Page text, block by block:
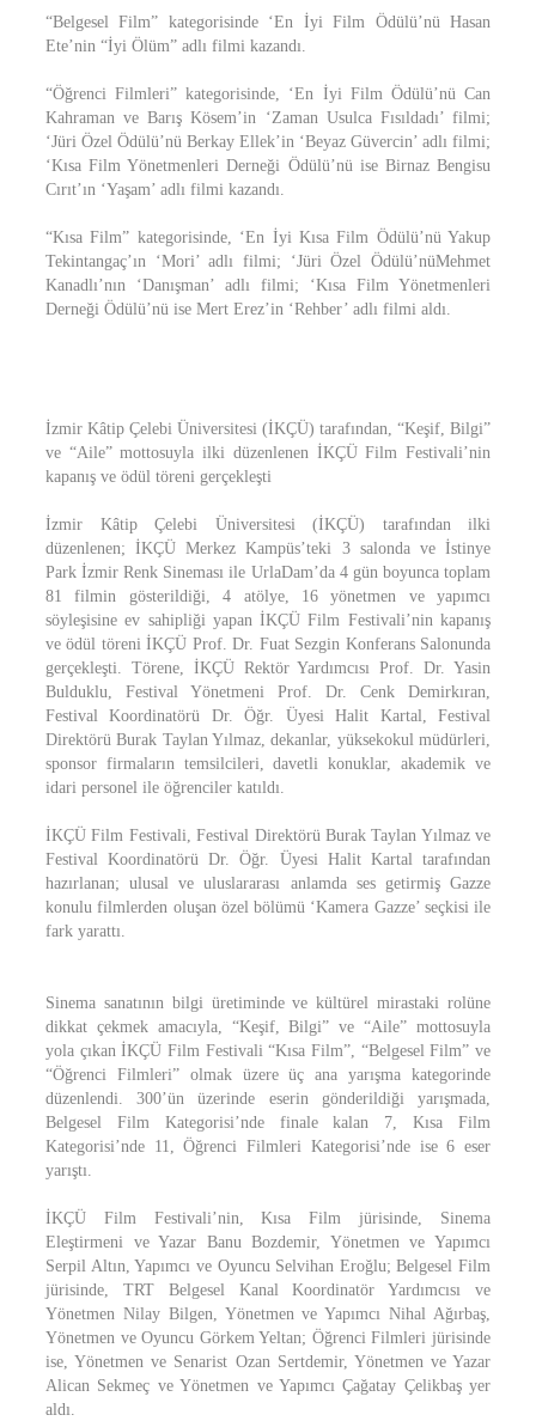
“Belgesel Film” kategorisinde ‘En İyi Film Ödülü’nü Hasan
Ete’nin “İyi Ölüm” adlı filmi kazandı.
“Öğrenci Filmleri” kategorisinde, ‘En İyi Film Ödülü’nü Can
Kahraman ve Barış Kösem’in ‘Zaman Usulca Fısıldadı’ filmi;
‘Jüri Özel Ödülü’nü Berkay Ellek’in ‘Beyaz Güvercin’ adlı filmi;
‘Kısa Film Yönetmenleri Derneği Ödülü’nü ise Birnaz Bengisu
Cırıt’ın ‘Yaşam’ adlı filmi kazandı.
“Kısa Film” kategorisinde, ‘En İyi Kısa Film Ödülü’nü Yakup
Tekintangaç’ın ‘Mori’ adlı filmi; ‘Jüri Özel Ödülü’nüMehmet
Kanadlı’nın ‘Danışman’ adlı filmi; ‘Kısa Film Yönetmenleri
Derneği Ödülü’nü ise Mert Erez’in ‘Rehber’ adlı filmi aldı.
İzmir Kâtip Çelebi Üniversitesi (İKÇÜ) tarafından, “Keşif, Bilgi”
ve “Aile” mottosuyla ilki düzenlenen İKÇÜ Film Festivali’nin
kapanış ve ödül töreni gerçekleşti
İzmir Kâtip Çelebi Üniversitesi (İKÇÜ) tarafından ilki
düzenlenen; İKÇÜ Merkez Kampüs’teki 3 salonda ve İstinye
Park İzmir Renk Sineması ile UrlaDam’da 4 gün boyunca toplam
81 filmin gösterildiği, 4 atölye, 16 yönetmen ve yapımcı
söyleşisine ev sahipliği yapan İKÇÜ Film Festivali’nin kapanış
ve ödül töreni İKÇÜ Prof. Dr. Fuat Sezgin Konferans Salonunda
gerçekleşti. Törene, İKÇÜ Rektör Yardımcısı Prof. Dr. Yasin
Bulduklu, Festival Yönetmeni Prof. Dr. Cenk Demirkıran,
Festival Koordinatörü Dr. Öğr. Üyesi Halit Kartal, Festival
Direktörü Burak Taylan Yılmaz, dekanlar, yüksekokul müdürleri,
sponsor firmaların temsilcileri, davetli konuklar, akademik ve
idari personel ile öğrenciler katıldı.
İKÇÜ Film Festivali, Festival Direktörü Burak Taylan Yılmaz ve
Festival Koordinatörü Dr. Öğr. Üyesi Halit Kartal tarafından
hazırlanan; ulusal ve uluslararası anlamda ses getirmiş Gazze
konulu filmlerden oluşan özel bölümü ‘Kamera Gazze’ seçkisi ile
fark yarattı.
Sinema sanatının bilgi üretiminde ve kültürel mirastaki rolüne
dikkat çekmek amacıyla, “Keşif, Bilgi” ve “Aile” mottosuyla
yola çıkan İKÇÜ Film Festivali “Kısa Film”, “Belgesel Film” ve
“Öğrenci Filmleri” olmak üzere üç ana yarışma kategorinde
düzenlendi. 300’ün üzerinde eserin gönderildiği yarışmada,
Belgesel Film Kategorisi’nde finale kalan 7, Kısa Film
Kategorisi’nde 11, Öğrenci Filmleri Kategorisi’nde ise 6 eser
yarıştı.
İKÇÜ Film Festivali’nin, Kısa Film jürisinde, Sinema
Eleştirmeni ve Yazar Banu Bozdemir, Yönetmen ve Yapımcı
Serpil Altın, Yapımcı ve Oyuncu Selvihan Eroğlu; Belgesel Film
jürisinde, TRT Belgesel Kanal Koordinatör Yardımcısı ve
Yönetmen Nilay Bilgen, Yönetmen ve Yapımcı Nihal Ağırbaş,
Yönetmen ve Oyuncu Görkem Yeltan; Öğrenci Filmleri jürisinde
ise, Yönetmen ve Senarist Ozan Sertdemir, Yönetmen ve Yazar
Alican Sekmeç ve Yönetmen ve Yapımcı Çağatay Çelikbaş yer
aldı.